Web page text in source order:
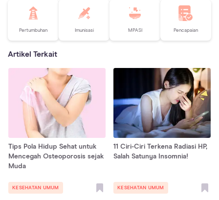
Pertumbuhan Imunisasi MPASI Pencapaian
Artikel Terkait
Tips Pola Hidup Sehat untuk
Mencegah Osteoporosis sejak
Muda
KESEHATAN UMUM
11 Ciri-Ciri Terkena Radiasi HP,
Salah Satunya Insomnia!
KESEHATAN UMUM